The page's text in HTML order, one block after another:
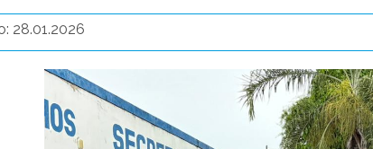
28.01.2026